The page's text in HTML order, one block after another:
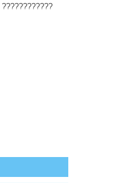
????????????